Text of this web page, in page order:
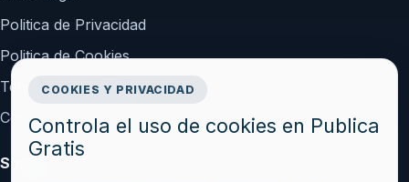
Politica de Privacidad
Politica de Cookies
Terminos y Condiciones
Configurar cookies
Soporte
COOKIES Y PRIVACIDAD
Controla el uso de cookies en Publica
Gratis